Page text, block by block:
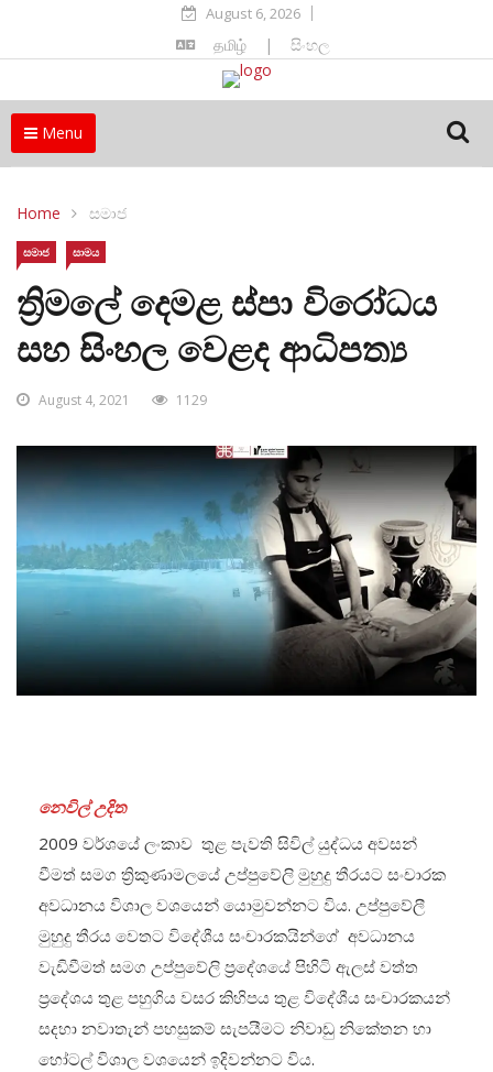
August 6, 2026
தமிழ் | සිංහල
Menu
Home සමාජ
සමාජ සාමය
ත්‍රිමලේ දෙමළ ස්පා විරෝධය
සහ සිංහල වෙළද ආධිපත්‍ය
August 4, 2021 1129
නෙවිල් උදිත
2009 වර්ශයේ ලංකාව තුළ පැවති සිවිල් යුද්ධය අවසන්
වීමත් සමග ත්‍රිකුණාමලයේ උප්පුවේලි මුහුදු තීරයට සංචාරක
අවධානය විශාල වශයෙන් යොමුවන්නට විය. උප්පුවේලී
මුහුදු තීරය වෙතට විදේශීය සංචාරකයින්ගේ අවධානය
වැඩිවීමත් සමග උප්පුවේලි ප්‍රදේශයේ පිහිටි ඇලස් වත්ත
ප්‍රදේශය තුළ පහුගිය වසර කිහිපය තුළ විදේශීය සංචාරකයන්
සදහා නවාතැන් පහසුකම් සැපයීමට නිවාඩු නිකේතන හා
හෝටල් විශාල වශයෙන් ඉදිවන්නට විය.